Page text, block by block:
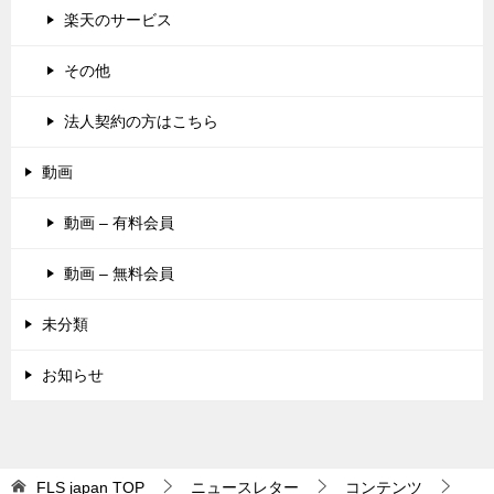
楽天のサービス
その他
法人契約の方はこちら
動画
動画 – 有料会員
動画 – 無料会員
未分類
お知らせ
FLS japan TOP ニュースレター コンテンツ